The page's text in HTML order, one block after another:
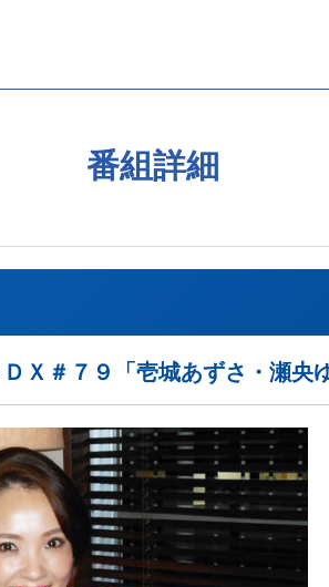
番組詳細
＃７９「壱城あずさ・瀬央ゆ